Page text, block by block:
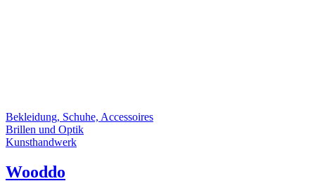
Bekleidung, Schuhe, Accessoires
Brillen und Optik
Kunsthandwerk
Wooddo